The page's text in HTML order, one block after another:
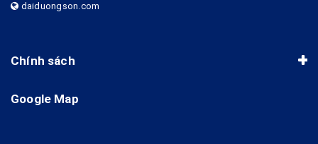
daiduongson.com
Chính sách
Google Map